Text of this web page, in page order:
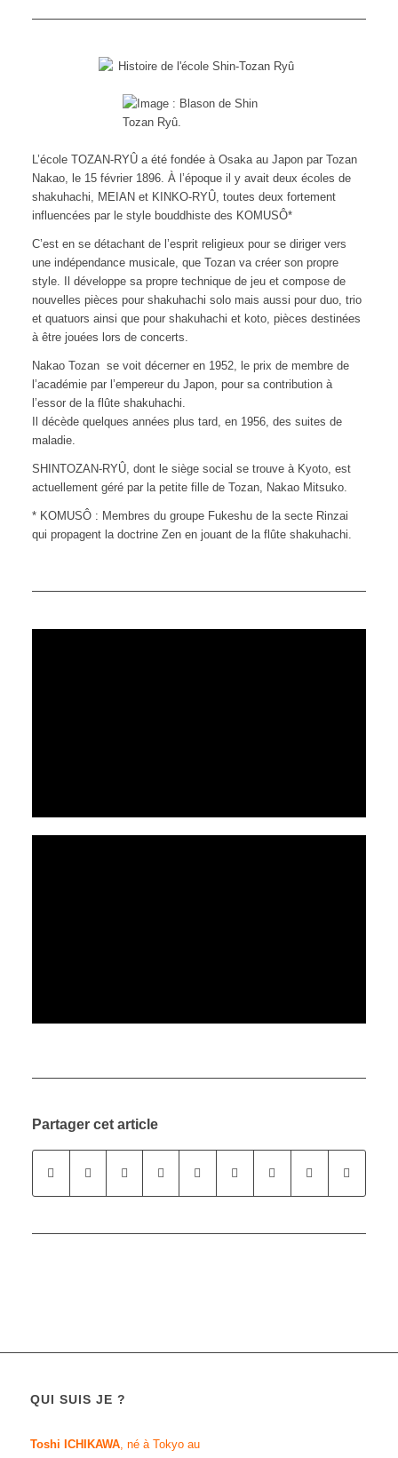
L’école TOZAN-RYÛ a été fondée à Osaka au Japon par Tozan
Nakao, le 15 février 1896. À l’époque il y avait deux écoles de
shakuhachi, MEIAN et KINKO-RYÛ, toutes deux fortement
influencées par le style bouddhiste des KOMUSÔ*
C’est en se détachant de l’esprit religieux pour se diriger vers
une indépendance musicale, que Tozan va créer son propre
style. Il développe sa propre technique de jeu et compose de
nouvelles pièces pour shakuhachi solo mais aussi pour duo, trio
et quatuors ainsi que pour shakuhachi et koto, pièces destinées
à être jouées lors de concerts.
Nakao Tozan se voit décerner en 1952, le prix de membre de
l’académie par l’empereur du Japon, pour sa contribution à
l’essor de la flûte shakuhachi.
Il décède quelques années plus tard, en 1956, des suites de
maladie.
SHINTOZAN-RYÛ, dont le siège social se trouve à Kyoto, est
actuellement géré par la petite fille de Tozan, Nakao Mitsuko.
* KOMUSÔ : Membres du groupe Fukeshu de la secte Rinzai
qui propagent la doctrine Zen en jouant de la flûte shakuhachi.
Partager cet article
QUI SUIS JE ?
Toshi ICHIKAWA, né à Tokyo au